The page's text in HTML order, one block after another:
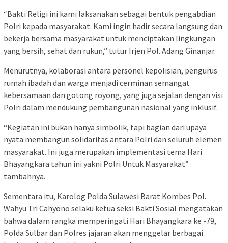
“Bakti Religi ini kami laksanakan sebagai bentuk pengabdian
Polri kepada masyarakat. Kami ingin hadir secara langsung dan
bekerja bersama masyarakat untuk menciptakan lingkungan
yang bersih, sehat dan rukun,” tutur Irjen Pol. Adang Ginanjar.
Menurutnya, kolaborasi antara personel kepolisian, pengurus
rumah ibadah dan warga menjadi cerminan semangat
kebersamaan dan gotong royong, yang juga sejalan dengan visi
Polri dalam mendukung pembangunan nasional yang inklusif.
“Kegiatan ini bukan hanya simbolik, tapi bagian dari upaya
nyata membangun solidaritas antara Polri dan seluruh elemen
masyarakat. Ini juga merupakan implementasi tema Hari
Bhayangkara tahun ini yakni Polri Untuk Masyarakat”
tambahnya.
Sementara itu, Karolog Polda Sulawesi Barat Kombes Pol.
Wahyu Tri Cahyono selaku ketua seksi Bakti Sosial mengatakan
bahwa dalam rangka memperingati Hari Bhayangkara ke -79,
Polda Sulbar dan Polres jajaran akan menggelar berbagai